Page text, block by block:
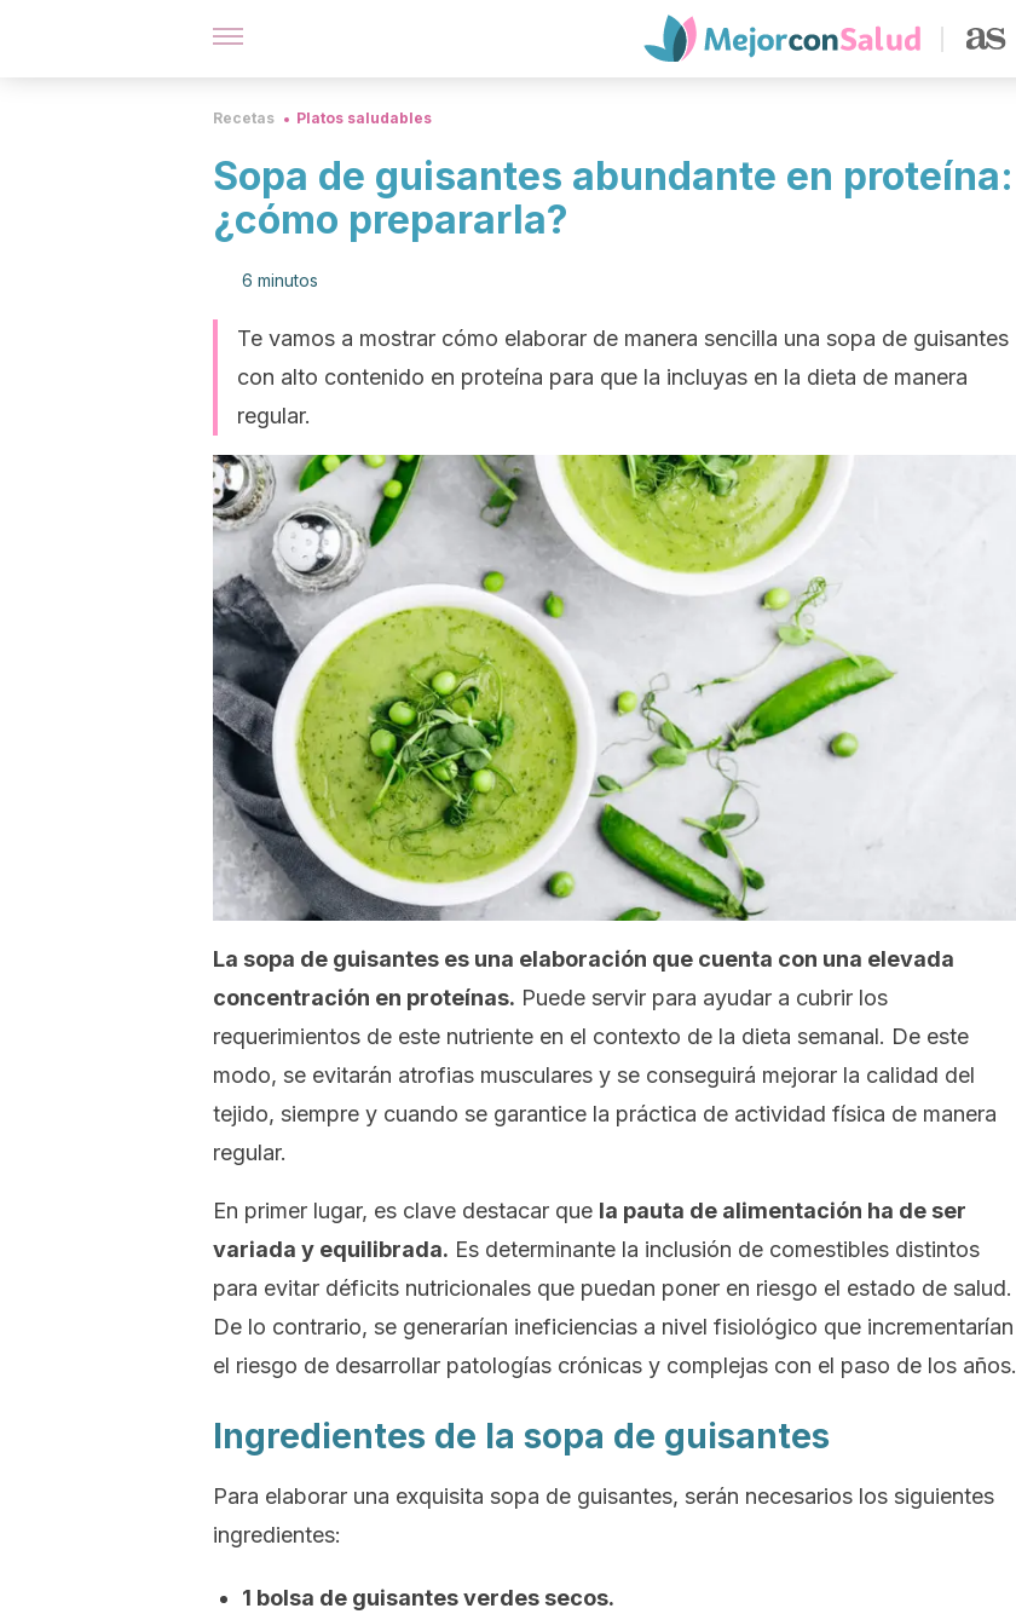
Recetas Platos saludables
Sopa de guisantes abundante en proteína:
¿cómo prepararla?
6 minutos
Te vamos a mostrar cómo elaborar de manera sencilla una sopa de guisantes
con alto contenido en proteína para que la incluyas en la dieta de manera
regular.
La sopa de guisantes es una elaboración que cuenta con una elevada
concentración en proteínas. Puede servir para ayudar a cubrir los
requerimientos de este nutriente en el contexto de la dieta semanal. De este
modo, se evitarán atrofias musculares y se conseguirá mejorar la calidad del
tejido, siempre y cuando se garantice la práctica de actividad física de manera
regular.
En primer lugar, es clave destacar que la pauta de alimentación ha de ser
variada y equilibrada. Es determinante la inclusión de comestibles distintos
para evitar déficits nutricionales que puedan poner en riesgo el estado de salud.
De lo contrario, se generarían ineficiencias a nivel fisiológico que incrementarían
el riesgo de desarrollar patologías crónicas y complejas con el paso de los años.
Ingredientes de la sopa de guisantes
Para elaborar una exquisita sopa de guisantes, serán necesarios los siguientes
ingredientes:
1 bolsa de guisantes verdes secos.